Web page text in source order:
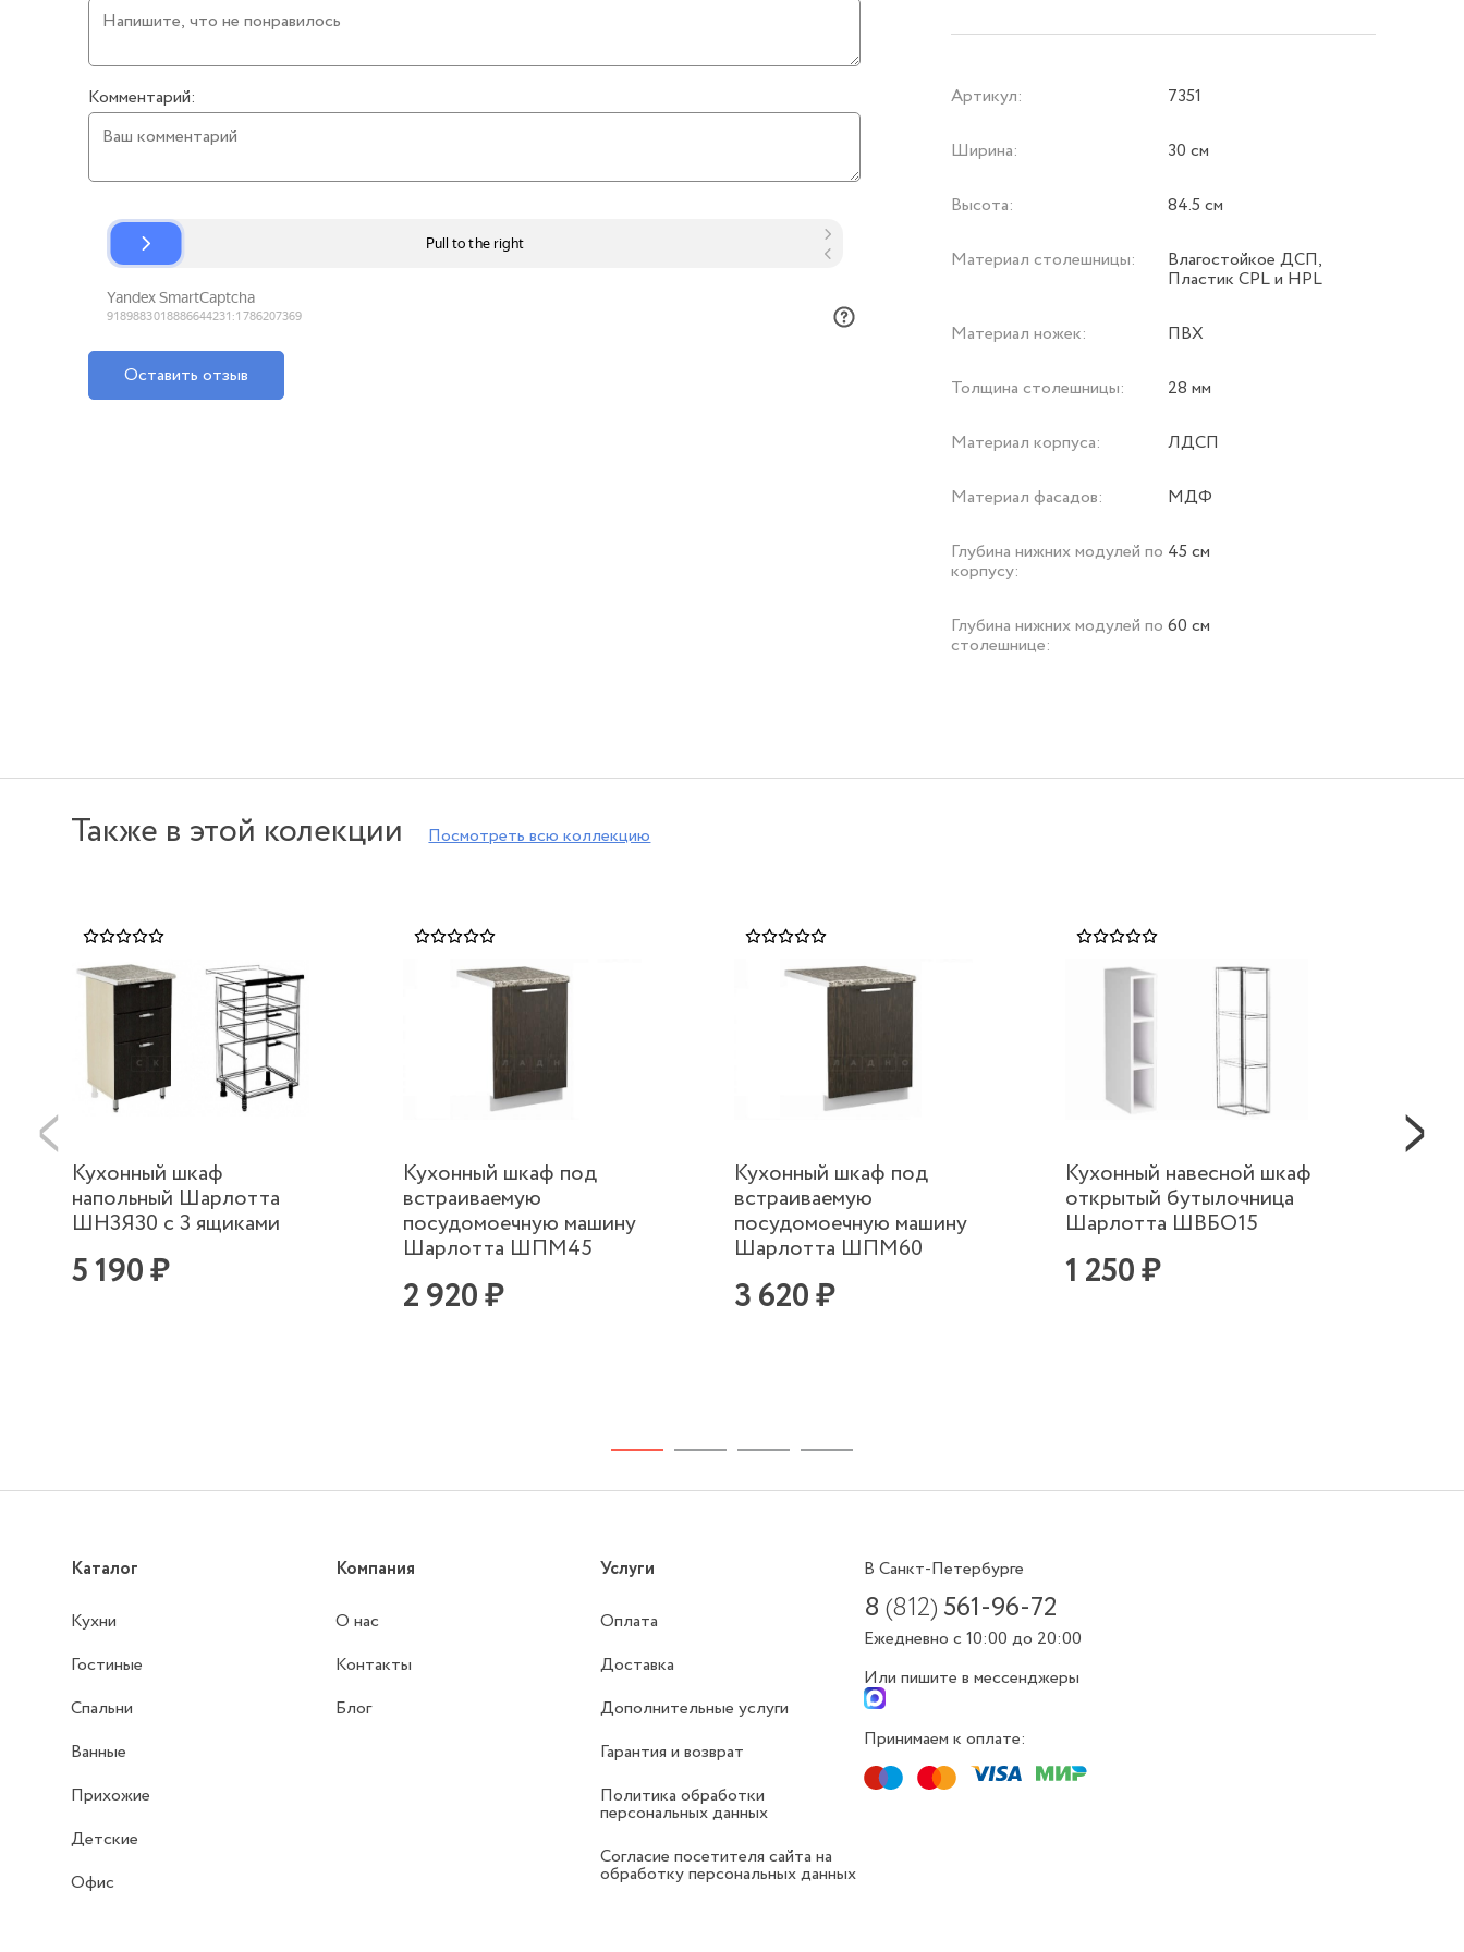
Комментарий:
Оставить отзыв
Артикул: 7351
Ширина: 30 см
Высота: 84.5 см
Материал столешницы: Влагостойкое ДСП,
Пластик CPL и HPL
Материал ножек: ПВХ
Толщина столешницы: 28 мм
Материал корпуса: ЛДСП
Материал фасадов: МДФ
Глубина нижних модулей по
корпусу:
45 см
Глубина нижних модулей по
столешнице:
60 см
Также в этой колекции Посмотреть всю коллекцию
Кухонный шкаф
напольный Шарлотта
ШН3Я30 с 3 ящиками
5 190 ₽
Кухонный шкаф под
встраиваемую
посудомоечную машину
Шарлотта ШПМ45
2 920 ₽
Кухонный шкаф под
встраиваемую
посудомоечную машину
Шарлотта ШПМ60
3 620 ₽
Кухонный навесной шкаф
открытый бутылочница
Шарлотта ШВБО15
1 250 ₽
Каталог
Кухни
Гостиные
Спальни
Ванные
Прихожие
Детские
Офис
Компания
О нас
Контакты
Блог
Услуги
Оплата
Доставка
Дополнительные услуги
Гарантия и возврат
Политика обработки
персональных данных
Согласие посетителя сайта на
обработку персональных данных
В Санкт-Петербурге
8(812) 561-96-72
Ежедневно с 10:00 до 20:00
Или пишите в мессенджеры
Принимаем к оплате: